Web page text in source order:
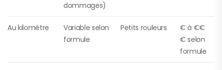
dommages)
Au kilomètre
Variable selon
formule
Petits rouleurs
€ à €€
€ selon
formule